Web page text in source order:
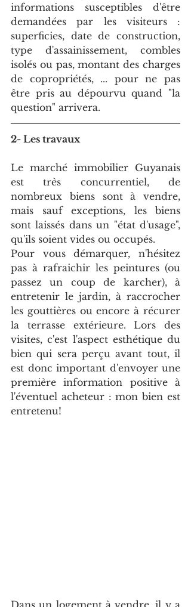
informations susceptibles d'être
demandées par les visiteurs :
superficies, date de construction,
type d'assainissement, combles
isolés ou pas, montant des charges
de copropriétés, ... pour ne pas
être pris au dépourvu quand "la
question" arrivera.
2- Les travaux
Le marché immobilier Guyanais
est très concurrentiel, de
nombreux biens sont à vendre,
mais sauf exceptions, les biens
sont laissés dans un "état d'usage",
qu'ils soient vides ou occupés.
Pour vous démarquer, n'hésitez
pas à rafraichir les peintures (ou
passez un coup de karcher), à
entretenir le jardin, à raccrocher
les gouttières ou encore à récurer
la terrasse extérieure. Lors des
visites, c'est l'aspect esthétique du
bien qui sera perçu avant tout, il
est donc important d'envoyer une
première information positive à
l'éventuel acheteur : mon bien est
entretenu!
Dans un logement à vendre, il y a